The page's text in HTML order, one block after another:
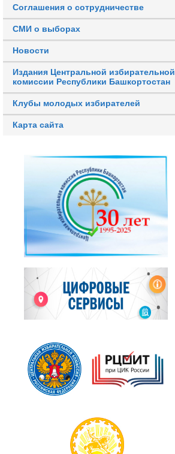
Соглашения о сотрудничестве
СМИ о выборах
Новости
Издания Центральной избирательной
комиссии Республики Башкортостан
Клубы молодых избирателей
Карта сайта